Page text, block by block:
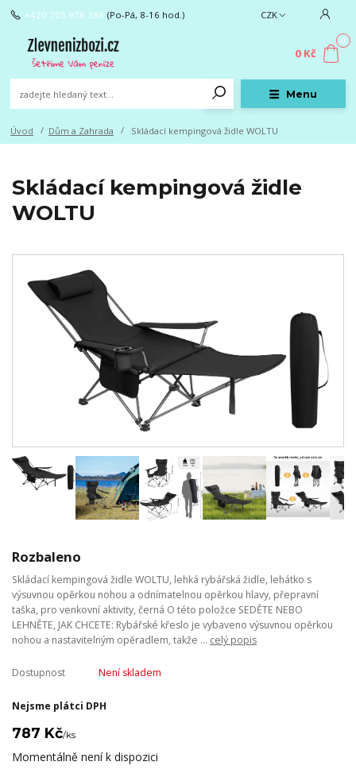
Menu
CZK
+420 705 976 386 (Po-Pá, 8-16 hod.)
0
0 Kč
Úvod Dům a Zahrada Skládací kempingová židle WOLTU
Skládací kempingová židle
WOLTU
Rozbaleno
Skládací kempingová židle WOLTU, lehká rybářská židle, lehátko s
výsuvnou opěrkou nohou a odnímatelnou opěrkou hlavy, přepravní
taška, pro venkovní aktivity, černá O této položce SEDĚTE NEBO
LEHNĚTE, JAK CHCETE: Rybářské křeslo je vybaveno výsuvnou opěrkou
nohou a nastavitelným opěradlem, takže ... celý popis
Dostupnost Není skladem
Nejsme plátci DPH
787 Kč/ks
Momentálně není k dispozici